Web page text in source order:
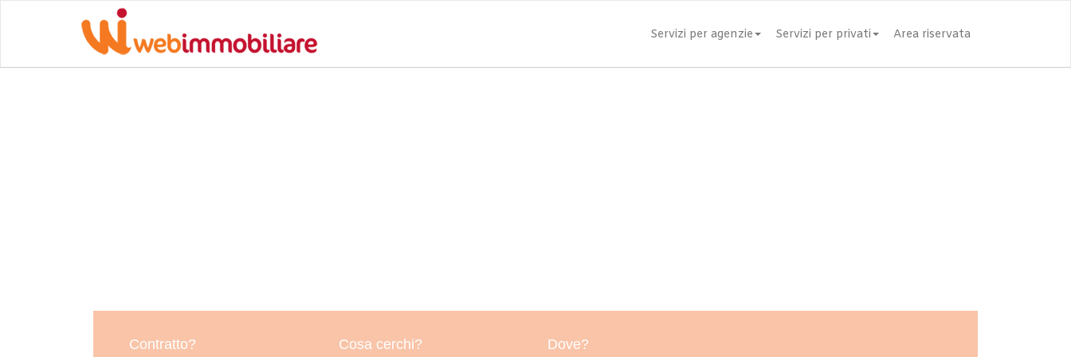
Servizi per agenzie Servizi per privati Area riservata
Contratto? Cosa cerchi? Dove?